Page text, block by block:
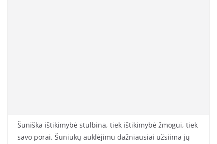
Šuniška ištikimybė stulbina, tiek ištikimybė žmogui, tiek
savo porai. Šuniukų auklėjimu dažniausiai užsiima jų